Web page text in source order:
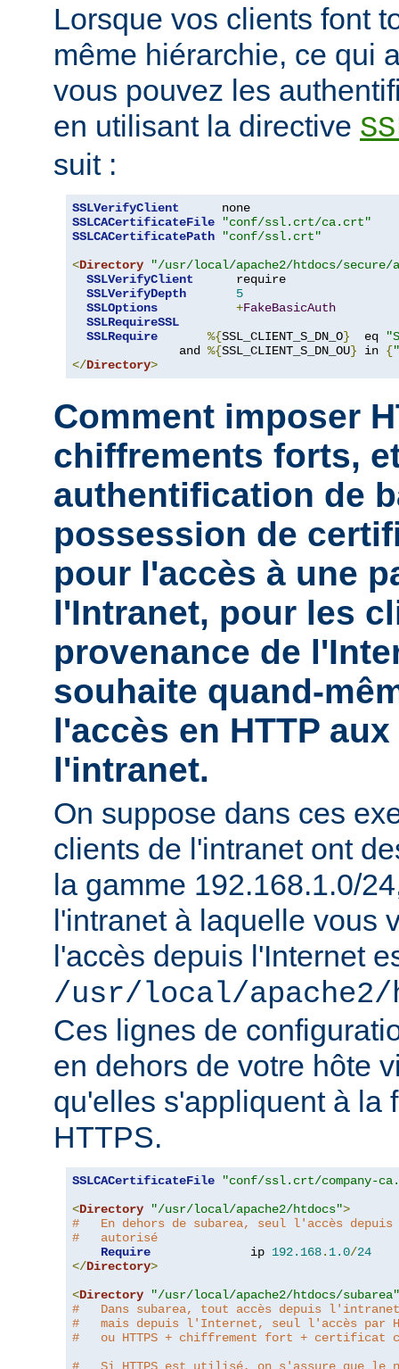
Lorsque vos clients font
même hiérarchie, ce qui
vous pouvez les
en utilisant la directive
suit :
SSLVerifyClient
SSLCACertificateFile
"conf/ssl.crt/ca.crt"
SSLCACertificatePath
"conf/ssl.crt"
<Directory
"/usr/local/apache2/htdocs/secure/
SSLVerifyClient
      require
SSLVerifyDepth
5
SSLOptions
+FakeBasicAuth
SSLRequireSSL
SSLRequire
%{SSL_CLIENT_S_DN_O}
  eq
               and
%{SSL_CLIENT_S_DN_OU} in {
</Directory>
Comment imposer
chiffrements forts,
authentification de
possession de
pour l'accès à une
l'Intranet, pour les
provenance de
souhaite quand-
l'accès en HTTP
l'intranet.
On suppose dans ces
clients de l'intranet ont
la gamme 192.168.1.0/
l'intranet à laquelle vous
l'accès depuis l'Internet
/usr/local/apache2/
Ces lignes de
en dehors de votre hôte
qu'elles s'appliquent à la
HTTPS.
SSLCACertificateFile
"conf/ssl.crt/company-
<Directory "/usr/local/apache2/htdocs">
#   En dehors de subarea, seul l'accès
#   autorisé
Require
              ip
192.168. 1.0/24
</Directory>
<Directory
"/usr/local/apache2/htdocs/subarea"
#   Dans subarea, tout accès depuis
#   mais depuis l'Internet, seul l'accès par
#   ou HTTPS + chiffrement fort +